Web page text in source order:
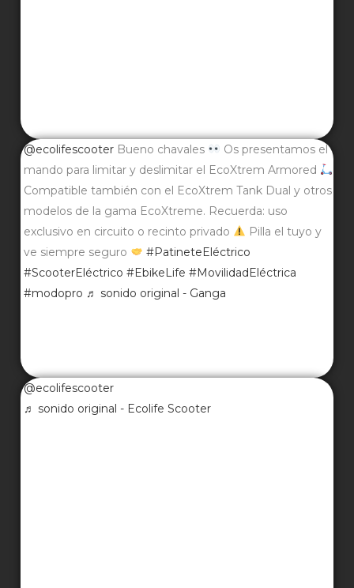
@ecolifescooter Bueno chavales
Os presentamos el
mando para limitar y deslimitar el EcoXtrem Armored
Compatible también con el EcoXtrem Tank Dual y otros
modelos de la gama EcoXtreme. Recuerda: uso
exclusivo en circuito o recinto privado
Pilla el tuyo y
ve siempre seguro
#PatineteEléctrico
#ScooterEléctrico #EbikeLife #MovilidadEléctrica
#modopro ♬ sonido original - Ganga
@ecolifescooter
♬ sonido original - Ecolife Scooter